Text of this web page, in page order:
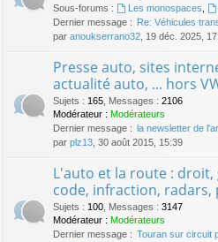
Sous-forums :
Les monospaces
Dernier message :
Re: Véhicules
par anoukserrano32 , 19 déc. 2025,
Presse auto, sites
actualité auto, ... hors
Sujets : 165 Messages : 2106
Modérateur : Modérateurs
Dernier message :
la newsletter de
par plz13 , 30 août 2015, 15:39
L'auto et la route : droit,
code, infraction, radars,
Sujets : 100 Messages : 3147
Modérateur : Modérateurs
Dernier message : Touran sur circuit